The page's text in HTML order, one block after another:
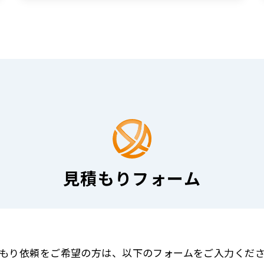
見積もりフォーム
り依頼をご希望の方は、以下のフォームをご入力くだ